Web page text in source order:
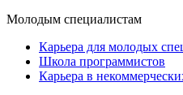
Молодым специалистам
Карьера для молодых
Школа программистов
Карьера в